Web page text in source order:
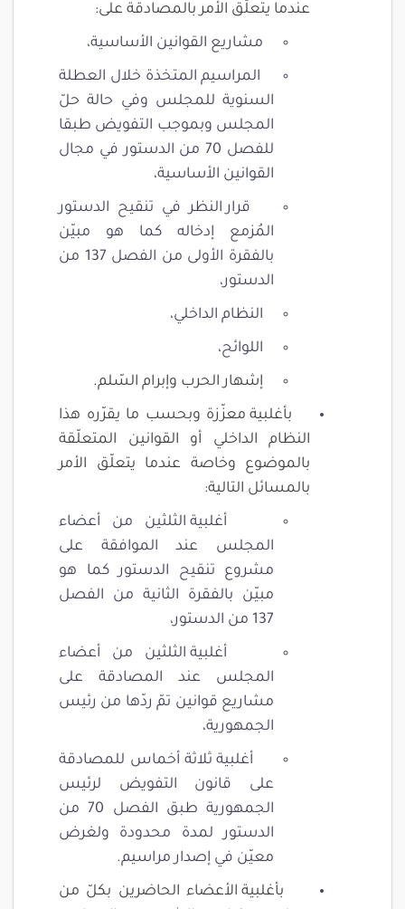
عندما يتعلّق الأمر بالمصادقة على:
مشاريع القوانين الأساسية،
المراسيم المتخذة خلال العطلة
السنوية للمجلس وفي حالة حلّ
المجلس وبموجب التفويض طبقا
للفصل 70 من الدستور في مجال
القوانين الأساسية،
قرار النظر في تنقيح الدستور
المُزمع إدخاله كما هو مبيّن
بالفقرة الأولى من الفصل 137 من
الدستور،
النظام الداخلي،
اللوائح،
إشهار الحرب وإبرام السّلم.
بأغلبية معزّزة وبحسب ما يقرّره هذا
النظام الداخلي أو القوانين المتعلّقة
بالموضوع وخاصة عندما يتعلّق الأمر
بالمسائل التالية:
أغلبية الثلثين من أعضاء
المجلس عند الموافقة على
مشروع تنقيح الدستور كما هو
مبيّن بالفقرة الثانية من الفصل
137 من الدستور،
أغلبية الثلثين من أعضاء
المجلس عند المصادقة على
مشاريع قوانين تمّ ردّها من رئيس
الجمهورية،
أغلبية ثلاثة أخماس للمصادقة
على قانون التفويض لرئيس
الجمهورية طبق الفصل 70 من
الدستور لمدة محدودة ولغرض
معيّن في إصدار مراسيم.
بأغلبية الأعضاء الحاضرين بكلّ من